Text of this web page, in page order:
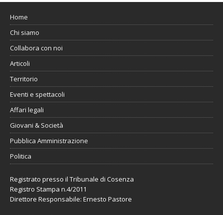
Home
Chi siamo
Collabora con noi
Articoli
Territorio
Eventi e spettacoli
Affari legali
Giovani & Società
Pubblica Amministrazione
Politica
Registrato presso il Tribunale di Cosenza
Registro Stampa n.4/2011
Direttore Responsabile: Ernesto Pastore